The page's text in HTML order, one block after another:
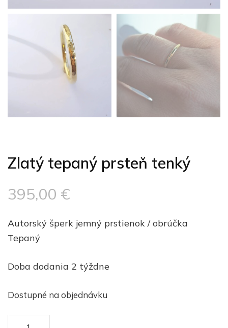
Zlatý tepaný prsteň tenký
395,00 €
Autorský šperk jemný prstienok / obrúčka
Tepaný
Doba dodania 2 týždne
Dostupné na objednávku
množstvo